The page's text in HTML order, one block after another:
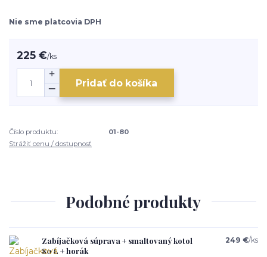
Nie sme platcovia DPH
225 €/ks
Pridať do košíka
Číslo produktu:
01-80
Strážiť cenu / dostupnosť
Podobné produkty
Zabíjačková súprava + smaltovaný kotol
80 L + horák
249 €/ks